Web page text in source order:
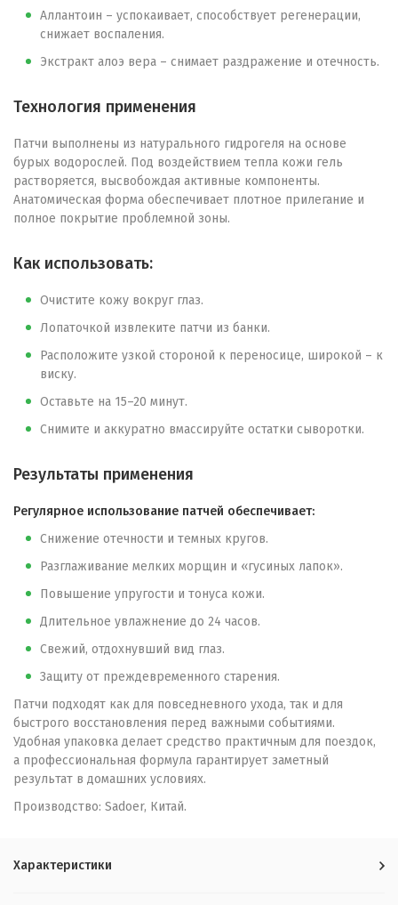
Аллантоин – успокаивает, способствует регенерации,
снижает воспаления.
Экстракт алоэ вера – снимает раздражение и отечность.
Технология применения
Патчи выполнены из натурального гидрогеля на основе
бурых водорослей. Под воздействием тепла кожи гель
растворяется, высвобождая активные компоненты.
Анатомическая форма обеспечивает плотное прилегание и
полное покрытие проблемной зоны.
Как использовать:
Очистите кожу вокруг глаз.
Лопаточкой извлеките патчи из банки.
Расположите узкой стороной к переносице, широкой – к
виску.
Оставьте на 15–20 минут.
Снимите и аккуратно вмассируйте остатки сыворотки.
Результаты применения
Регулярное использование патчей обеспечивает:
Снижение отечности и темных кругов.
Разглаживание мелких морщин и «гусиных лапок».
Повышение упругости и тонуса кожи.
Длительное увлажнение до 24 часов.
Свежий, отдохнувший вид глаз.
Защиту от преждевременного старения.
Патчи подходят как для повседневного ухода, так и для
быстрого восстановления перед важными событиями.
Удобная упаковка делает средство практичным для поездок,
а профессиональная формула гарантирует заметный
результат в домашних условиях.
Производство: Sadoer, Китай.
Характеристики